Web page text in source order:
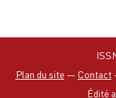
Plan du site— Contact
Édité